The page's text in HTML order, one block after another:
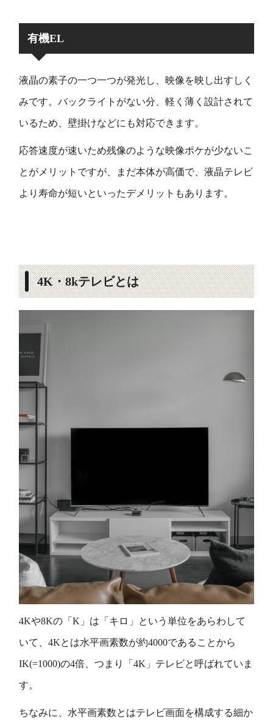
有機EL
液晶の素子の一つ一つが発光し、映像を映し出すしく
みです。バックライトがない分、軽く薄く設計されて
いるため、壁掛けなどにも対応できます。
応答速度が速いため残像のような映像ポケが少ないこ
とがメリットですが、まだ本体が高価で、液晶テレビ
より寿命が短いといったデメリットもあります。
4K・8kテレビとは
4Kや8Kの「K」は「キロ」という単位をあらわして
いて、4Kとは水平画素数が約4000であることから
IK(=1000)の4倍、つまり「4K」テレビと呼ばれていま
す。
ちなみに、水平画素数とはテレビ画面を構成する細か